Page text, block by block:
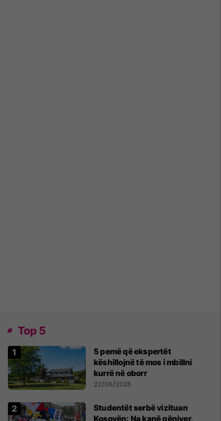
Top 5
5 pemë që ekspertët
këshillojnë të mos i mbillni
kurrë në oborr
22/06/2026
Studentët serbë vizituan
Kosovën: Na kanë gënjyer,